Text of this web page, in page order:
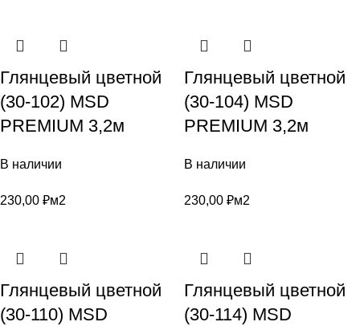
Глянцевый цветной
(30-102) MSD
PREMIUM 3,2м
В наличии
230,00 ₽м2
Глянцевый цветной
(30-104) MSD
PREMIUM 3,2м
В наличии
230,00 ₽м2
Глянцевый цветной
(30-110) MSD
Глянцевый цветной
(30-114) MSD